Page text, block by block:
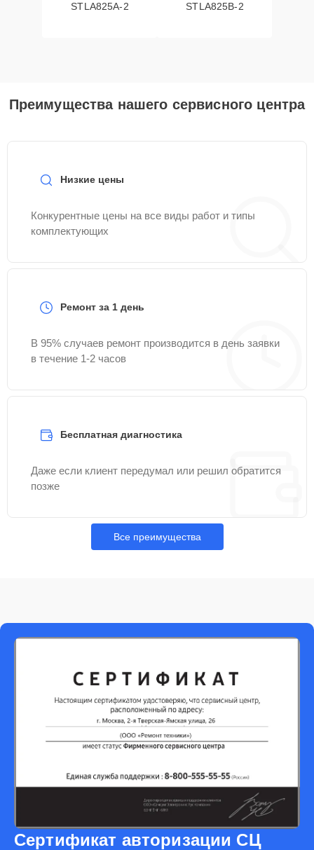
STLA825A-2
STLA825B-2
Преимущества нашего сервисного центра
Низкие цены
Конкурентные цены на все виды работ и типы
комплектующих
Ремонт за 1 день
В 95% случаев ремонт производится в день заявки
в течение 1-2 часов
Бесплатная диагностика
Даже если клиент передумал или решил обратится
позже
Все преимущества
Сертификат авторизации СЦ